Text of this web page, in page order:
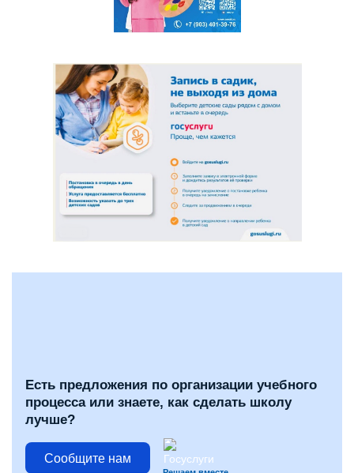
Есть предложения по организации учебного
процесса или знаете, как сделать школу
лучше?
Сообщите нам